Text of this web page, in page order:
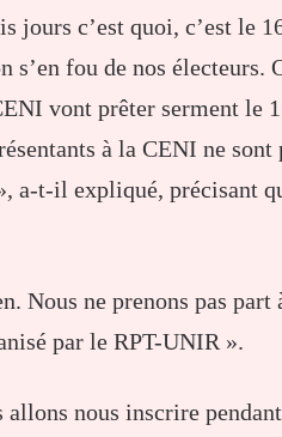
c’est quoi, c’est le
fou de nos électeurs.
vont prêter serment le
à la CENI ne
a-t-il expliqué, précisant
Nous ne prenons pas part
par le RPT-UNIR ».
nous inscrire